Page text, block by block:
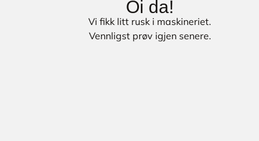
Oi da!
Vi fikk litt rusk i maskineriet.
Vennligst prøv igjen senere.